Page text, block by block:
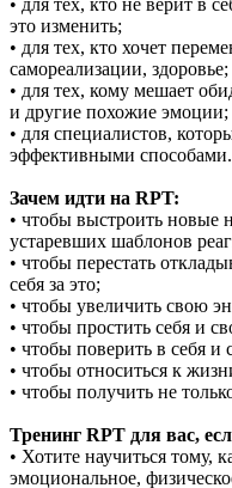
это изменить;
• для тех, кто хочет
самореализации, здоровье;
• для тех, кому мешает
и другие похожие эмоции;
• для специалистов,
эффективными способами.
Зачем идти на RPT:
• чтобы выстроить новые
устаревших шаблонов
• чтобы перестать
себя за это;
• чтобы увеличить свою
• чтобы простить себя и
• чтобы поверить в себя и
• чтобы относиться к
• чтобы получить не
Тренинг RPT для вас,
• Хотите научиться тому,
эмоциональное,